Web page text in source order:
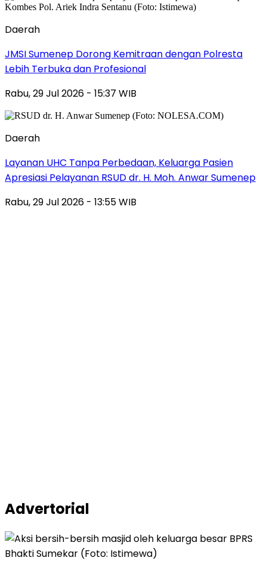
Daerah
JMSI Sumenep Dorong Kemitraan dengan Polresta
Lebih Terbuka dan Profesional
Rabu, 29 Jul 2026 - 15:37 WIB
Daerah
Layanan UHC Tanpa Perbedaan, Keluarga Pasien
Apresiasi Pelayanan RSUD dr. H. Moh. Anwar Sumenep
Rabu, 29 Jul 2026 - 13:55 WIB
Advertorial